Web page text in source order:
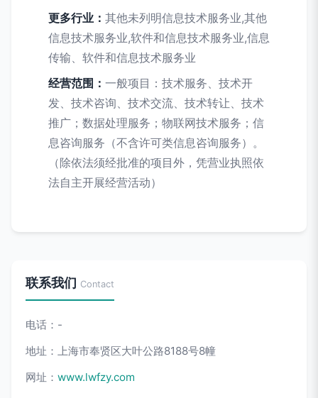
更多行业： 其他未列明信息技术服务业,其他
信息技术服务业,软件和信息技术服务业,信息
传输、软件和信息技术服务业
经营范围： 一般项目：技术服务、技术开
发、技术咨询、技术交流、技术转让、技术
推广；数据处理服务；物联网技术服务；信
息咨询服务（不含许可类信息咨询服务）。
（除依法须经批准的项目外，凭营业执照依
法自主开展经营活动）
联系我们 Contact
电话：-
地址：上海市奉贤区大叶公路8188号8幢
网址： www.lwfzy.com